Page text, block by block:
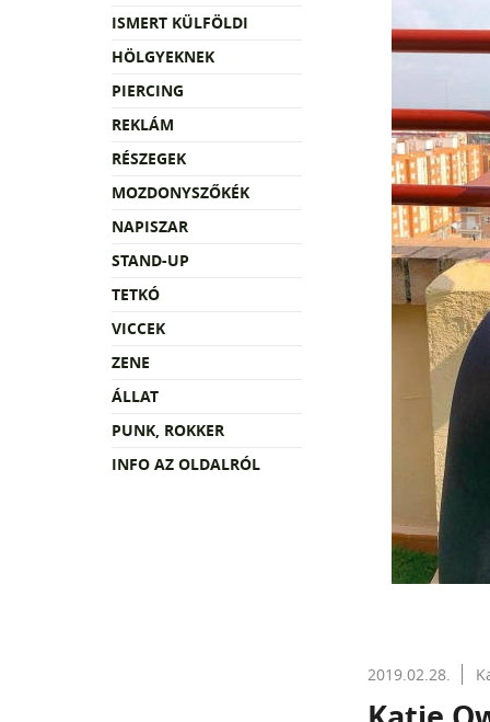
ISMERT KÜLFÖLDI
HÖLGYEKNEK
PIERCING
REKLÁM
RÉSZEGEK
MOZDONYSZŐKÉK
NAPISZAR
STAND-UP
TETKÓ
VICCEK
ZENE
ÁLLAT
PUNK, ROKKER
INFO AZ OLDALRÓL
2019.02.28.